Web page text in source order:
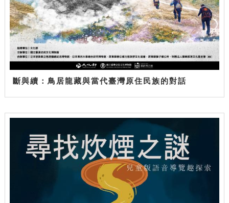
斷與續：鳥居龍藏與當代臺灣原住民族的對話